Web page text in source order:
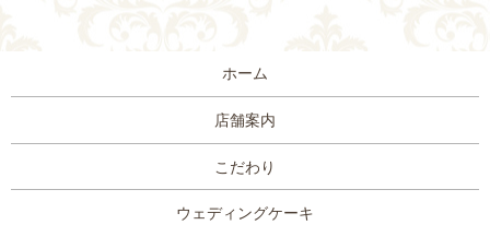
ホーム
店舗案内
こだわり
ウェディングケーキ